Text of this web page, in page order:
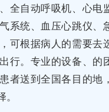
全自动呼吸机、心电
系统、血压心跳仪、
可根据病人的需要去
行。专业的设备、的
者送到全国各目的地